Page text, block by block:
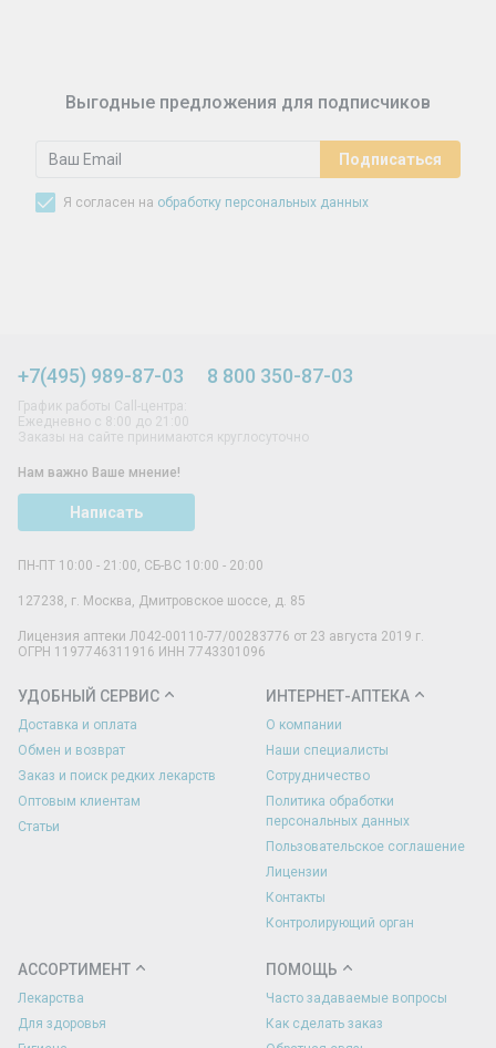
Выгодные предложения для подписчиков
Я согласен на обработку персональных данных
+7(495) 989-87-03 8 800 350-87-03
График работы Call-центра:
Ежедневно с 8:00 до 21:00
Заказы на сайте принимаются круглосуточно
Нам важно Ваше мнение!
Написать
ПН-ПТ 10:00 - 21:00, СБ-ВС 10:00 - 20:00
127238 г. Москва Дмитровское шоссе, д. 85
Лицензия аптеки Л042-00110-77/00283776 от 23 августа 2019 г.
ОГРН 1197746311916 ИНН 7743301096
УДОБНЫЙ СЕРВИС
Доставка и оплата
Обмен и возврат
Заказ и поиск редких лекарств
Оптовым клиентам
Статьи
ИНТЕРНЕТ-АПТЕКА
О компании
Наши специалисты
Сотрудничество
Политика обработки
персональных данных
Пользовательское соглашение
Лицензии
Контакты
Контролирующий орган
АССОРТИМЕНТ
Лекарства
Для здоровья
ПОМОЩЬ
Часто задаваемые вопросы
Как сделать заказ